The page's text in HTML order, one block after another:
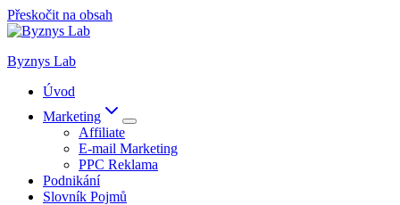
Přeskočit na obsah
Byznys Lab
Úvod
Marketing
Affiliate
E-mail Marketing
PPC Reklama
Podnikání
Slovník Pojmů